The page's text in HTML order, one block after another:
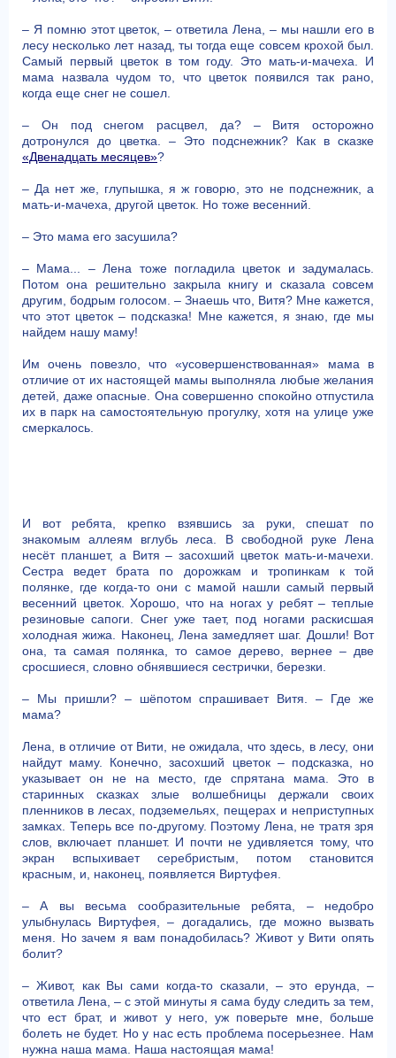
– Я помню этот цветок, – ответила Лена, – мы нашли его в
лесу несколько лет назад, ты тогда еще совсем крохой был.
Самый первый цветок в том году. Это мать-и-мачеха. И
мама назвала чудом то, что цветок появился так рано,
когда еще снег не сошел.
– Он под снегом расцвел, да? – Витя осторожно
дотронулся до цветка. – Это подснежник? Как в сказке
«Двенадцать месяцев»?
– Да нет же, глупышка, я ж говорю, это не подснежник, а
мать-и-мачеха, другой цветок. Но тоже весенний.
– Это мама его засушила?
– Мама... – Лена тоже погладила цветок и задумалась.
Потом она решительно закрыла книгу и сказала совсем
другим, бодрым голосом. – Знаешь что, Витя? Мне кажется,
что этот цветок – подсказка! Мне кажется, я знаю, где мы
найдем нашу маму!
Им очень повезло, что «усовершенствованная» мама в
отличие от их настоящей мамы выполняла любые желания
детей, даже опасные. Она совершенно спокойно отпустила
их в парк на самостоятельную прогулку, хотя на улице уже
смеркалось.
И вот ребята, крепко взявшись за руки, спешат по
знакомым аллеям вглубь леса. В свободной руке Лена
несёт планшет, а Витя – засохший цветок мать-и-мачехи.
Сестра ведет брата по дорожкам и тропинкам к той
полянке, где когда-то они с мамой нашли самый первый
весенний цветок. Хорошо, что на ногах у ребят – теплые
резиновые сапоги. Снег уже тает, под ногами раскисшая
холодная жижа. Наконец, Лена замедляет шаг. Дошли! Вот
она, та самая полянка, то самое дерево, вернее – две
сросшиеся, словно обнявшиеся сестрички, березки.
– Мы пришли? – шёпотом спрашивает Витя. – Где же
мама?
Лена, в отличие от Вити, не ожидала, что здесь, в лесу, они
найдут маму. Конечно, засохший цветок – подсказка, но
указывает он не на место, где спрятана мама. Это в
старинных сказках злые волшебницы держали своих
пленников в лесах, подземельях, пещерах и неприступных
замках. Теперь все по-другому. Поэтому Лена, не тратя зря
слов, включает планшет. И почти не удивляется тому, что
экран вспыхивает серебристым, потом становится
красным, и, наконец, появляется Виртуфея.
– А вы весьма сообразительные ребята, – недобро
улыбнулась Виртуфея, – догадались, где можно вызвать
меня. Но зачем я вам понадобилась? Живот у Вити опять
болит?
– Живот, как Вы сами когда-то сказали, – это ерунда, –
ответила Лена, – с этой минуты я сама буду следить за тем,
что ест брат, и живот у него, уж поверьте мне, больше
болеть не будет. Но у нас есть проблема посерьезнее. Нам
нужна наша мама. Наша настоящая мама!